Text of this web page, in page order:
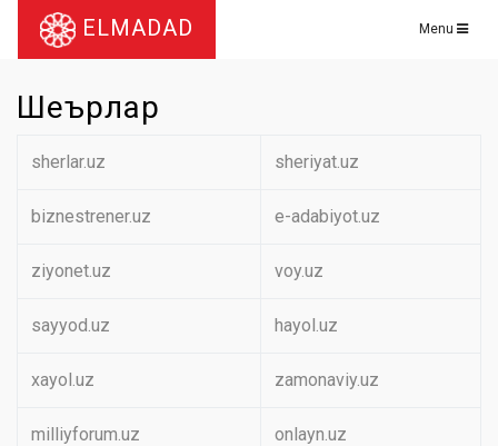
ELMADAD Menu
Шеърлар
sherlar.uz sheriyat.uz
biznestrener.uz e-adabiyot.uz
ziyonet.uz voy.uz
sayyod.uz hayol.uz
xayol.uz zamonaviy.uz
milliyforum.uz onlayn.uz